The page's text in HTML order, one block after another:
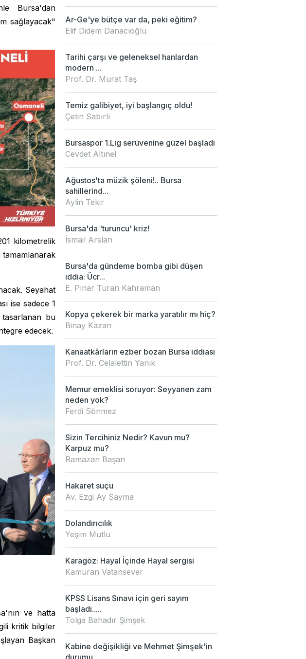
Bursa'dan
sağlayacak"
kilometrelik
tamamlanarak
Seyahat
ise sadece 1
bu
edecek.
ve hatta
kritik bilgiler
Başkan
Ar-Ge'ye bütçe var da, peki eğitim?
Elif Didem Danacıoğlu
Tarihi çarşı ve geleneksel hanlardan
modern ...
Prof. Dr. Murat Taş
Temiz galibiyet, iyi başlangıç oldu!
Çetin Sabırlı
Bursaspor 1.Lig serüvenine güzel başladı
Cevdet Altınel
Ağustos'ta müzik şöleni!.. Bursa
sahillerind...
Aylin Tekir
Bursa'da 'turuncu' kriz!
İsmail Arslan
Bursa'da gündeme bomba gibi düşen
iddia: Ücr...
E. Pınar Turan Kahraman
Kopya çekerek bir marka yaratılır mı hiç?
Binay Kazan
Kanaatkârların ezber bozan Bursa iddiası
Prof. Dr. Celalettin Yanık
Memur emeklisi soruyor: Seyyanen zam
neden yok?
Ferdi Sönmez
Sizin Tercihiniz Nedir? Kavun mu?
Karpuz mu?
Ramazan Başan
Hakaret suçu
Av. Ezgi Ay Sayma
Dolandırıcılık
Yeşim Mutlu
Karagöz: Hayal İçinde Hayal sergisi
Kamuran Vatansever
KPSS Lisans Sınavı için geri sayım
başladı.....
Tolga Bahadır Şimşek
Kabine değişikliği ve Mehmet Şimşek'in
durumu